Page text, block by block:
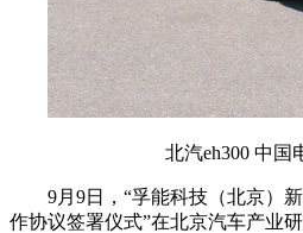
北汽eh300 中国
9月9日，“孚能科技（北京）
作协议签署仪式”在北京汽车产业研